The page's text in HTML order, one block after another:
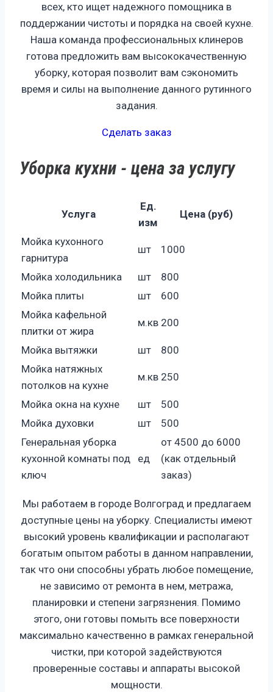
всех, кто ищет надежного помощника в
поддержании чистоты и порядка на своей кухне.
Наша команда профессиональных клинеров
готова предложить вам высококачественную
уборку, которая позволит вам сэкономить
время и силы на выполнение данного рутинного
задания.
Сделать заказ
Уборка кухни - цена за услугу
Услуга
Ед.
изм
Цена (руб)
Мойка кухонного
гарнитура
шт 1000
Мойка холодильника шт
800
Мойка плиты
шт
600
Мойка кафельной
плитки от жира
м.кв 200
Мойка вытяжки шт
800
Мойка натяжных
потолков на кухне
м.кв 250
Мойка окна на кухне шт
500
Мойка духовки
шт
500
Генеральная уборка
кухонной комнаты под
ключ
ед
от 4500 до 6000
(как отдельный
заказ)
Мы работаем в городе Волгоград и предлагаем
доступные цены на уборку. Специалисты имеют
высокий уровень квалификации и располагают
богатым опытом работы в данном направлении,
так что они способны убрать любое помещение,
не зависимо от ремонта в нем, метража,
планировки и степени загрязнения. Помимо
этого, они готовы помыть все поверхности
максимально качественно в рамках генеральной
чистки, при которой задействуются
проверенные составы и аппараты высокой
мощности.